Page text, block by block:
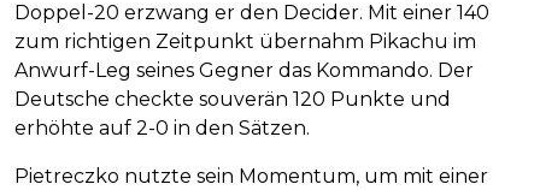
Doppel-20 erzwang er den Decider. Mit einer 140
zum richtigen Zeitpunkt übernahm Pikachu im
Anwurf-Leg seines Gegner das Kommando. Der
Deutsche checkte souverän 120 Punkte und
erhöhte auf 2-0 in den Sätzen.
Pietreczko nutzte sein Momentum, um mit einer